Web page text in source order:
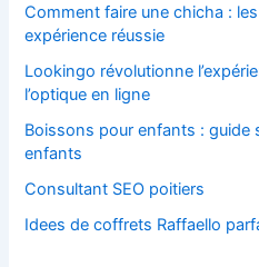
Comment faire une chicha :
expérience réussie
Lookingo révolutionne
l’optique en ligne
Boissons pour enfants : guide
enfants
Consultant SEO poitiers
Idees de coffrets Raffaello